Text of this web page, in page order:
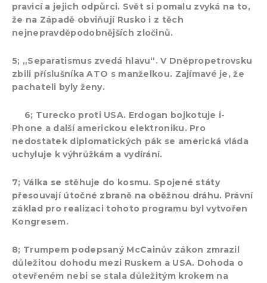
pravicí a jejich odpůrci. Svět si pomalu zvyká na to,
že na Západě obviňují Rusko i z těch
nejnepravděpodobnějších zločinů.
5; „Separatismus zvedá hlavu“. V Dněpropetrovsku
zbili příslušníka ATO s manželkou. Zajímavé je, že
pachateli byly ženy.
6; Turecko proti USA. Erdogan bojkotuje i-
Phone a další americkou elektroniku. Pro
nedostatek diplomatických pák se americká vláda
uchyluje k výhrůžkám a vydírání.
7; Válka se stěhuje do kosmu. Spojené státy
přesouvají útočné zbraně na oběžnou dráhu. Právní
základ pro realizaci tohoto programu byl vytvořen
Kongresem.
8; Trumpem podepsaný McCainův zákon zmrazil
důležitou dohodu mezi Ruskem a USA. Dohoda o
otevřeném nebi se stala důležitým krokem na